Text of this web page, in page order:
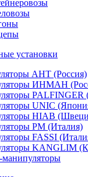
установки
АНТ (Россия)
ИНМАН
PALFINGER
UNIC
HIAB
PM (Италия)
FASSI
KANGLIM